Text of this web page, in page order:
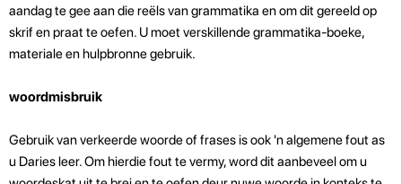
aandag te gee aan die reëls van grammatika en om dit gereeld op
skrif en praat te oefen. U moet verskillende grammatika-boeke,
materiale en hulpbronne gebruik.
woordmisbruik
Gebruik van verkeerde woorde of frases is ook 'n algemene fout as
u Daries leer. Om hierdie fout te vermy, word dit aanbeveel om u